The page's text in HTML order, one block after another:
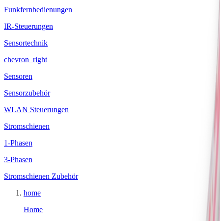
Funkfernbedienungen
IR-Steuerungen
Sensortechnik
chevron_right
Sensoren
Sensorzubehör
WLAN Steuerungen
Stromschienen
1-Phasen
3-Phasen
Stromschienen Zubehör
home
Home